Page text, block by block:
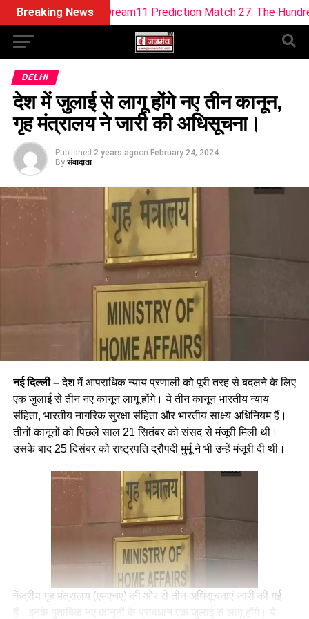
Breaking News
W Dream11 Prediction Match 27: The Hundred Women
DELHI
देश में जुलाई से लागू होंगे नए तीन कानून,
गृह मंत्रालय ने जारी की अधिसूचना।
Published 2 years agoon February 24, 2024
By संवादाता
नई दिल्ली –देश में आपराधिक न्याय प्रणाली को पूरी तरह से बदलने के लिए
एक जुलाई से तीन नए कानून लागू होंगे। ये तीन कानून भारतीय न्याय
संहिता, भारतीय नागरिक सुरक्षा संहिता और भारतीय साक्ष्य अधिनियम हैं।
तीनों कानूनों को पिछले साल 21 सितंबर को संसद से मंजूरी मिली थी।
उसके बाद 25 दिसंबर को राष्ट्रपति द्रौपदी मुर्मू ने भी उन्हें मंजूरी दी थी।
केंद्रीय गृह मंत्रालय (एमएचए) की ओर से तीन अधिसूचनाएं जारी की गई